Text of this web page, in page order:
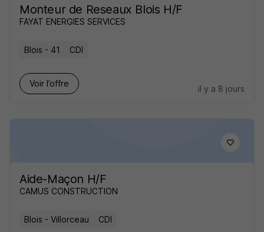
Monteur de Reseaux Blois H/F
FAYAT ENERGIES SERVICES
Blois - 41 CDI
Voir l’offre
il y a 8 jours
Aide-Maçon H/F
CAMUS CONSTRUCTION
Blois - Villorceau CDI